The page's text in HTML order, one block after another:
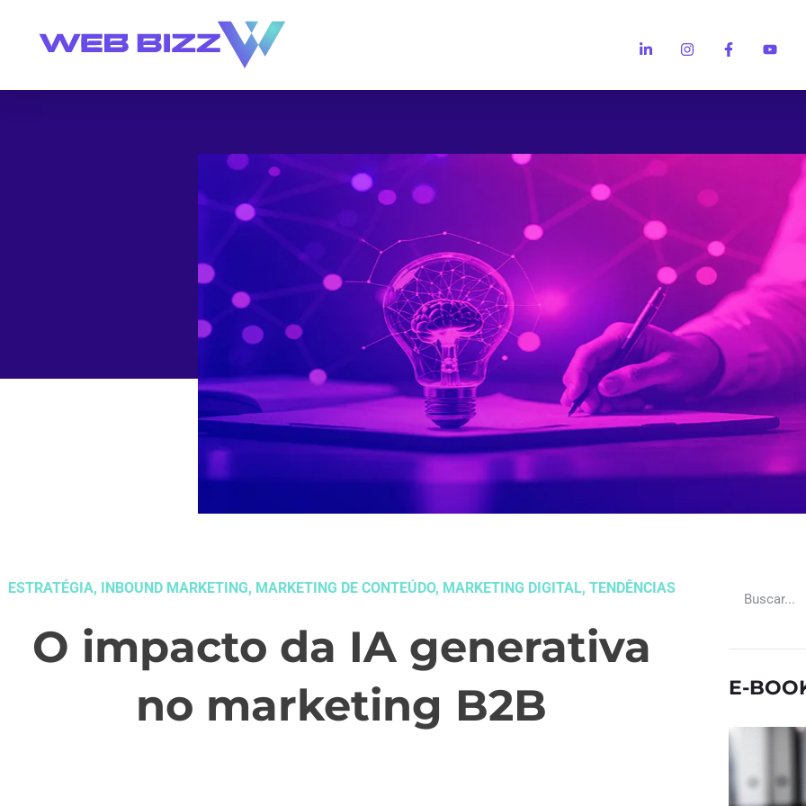
ESTRATÉGIA, INBOUND MARKETING, MARKETING DE CONTEÚDO, MARKETING DIGITAL, TENDÊNCIAS
O impacto da IA generativa
no marketing B2B
E-